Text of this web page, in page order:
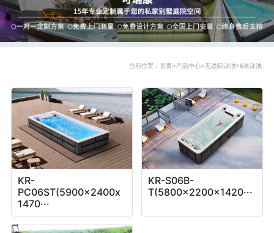
当前位置： 首页>产品中心>无边际泳池>6米泳池
KR-
PC06ST(5900x2400x
1470···
KR-S06B-
T(5800x2200x1420···